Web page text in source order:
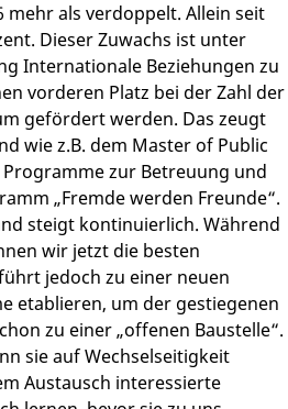
als verdoppelt. Allein seit
Dieser Zuwachs ist unter
Internationale Beziehungen zu
vorderen Platz bei der Zahl der
gefördert werden. Das zeugt
wie z.B. dem Master of Public
zur Betreuung und
„Fremde werden Freunde“.
steigt kontinuierlich. Während
wir jetzt die besten
jedoch zu einer neuen
etablieren, um der gestiegenen
zu einer „offenen Baustelle“.
sie auf Wechselseitigkeit
Austausch interessierte